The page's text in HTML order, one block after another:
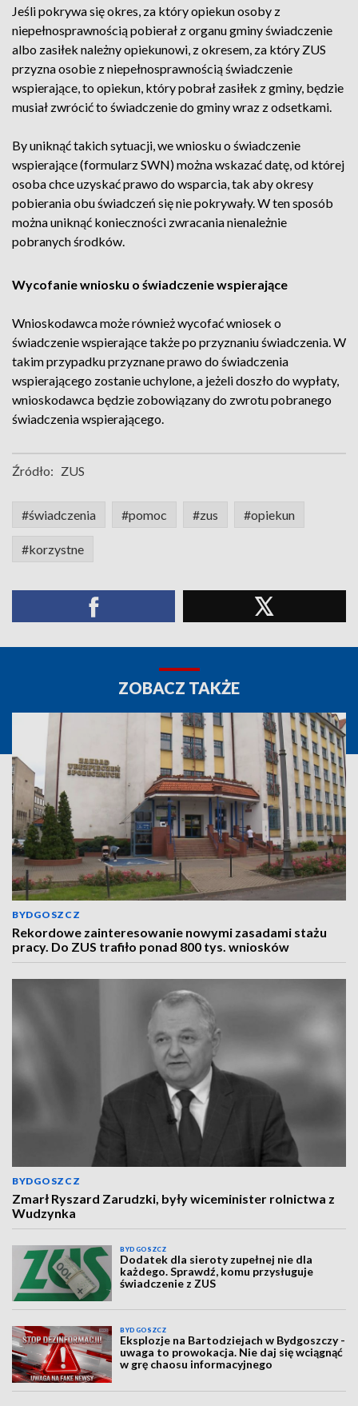
Jeśli pokrywa się okres, za który opiekun osoby z
niepełnosprawnością pobierał z organu gminy świadczenie
albo zasiłek należny opiekunowi, z okresem, za który ZUS
przyzna osobie z niepełnosprawnością świadczenie
wspierające, to opiekun, który pobrał zasiłek z gminy, będzie
musiał zwrócić to świadczenie do gminy wraz z odsetkami.
By uniknąć takich sytuacji, we wniosku o świadczenie
wspierające (formularz SWN) można wskazać datę, od której
osoba chce uzyskać prawo do wsparcia, tak aby okresy
pobierania obu świadczeń się nie pokrywały. W ten sposób
można uniknąć konieczności zwracania nienależnie
pobranych środków.
Wycofanie wniosku o świadczenie wspierające
Wnioskodawca może również wycofać wniosek o
świadczenie wspierające także po przyznaniu świadczenia. W
takim przypadku przyznane prawo do świadczenia
wspierającego zostanie uchylone, a jeżeli doszło do wypłaty,
wnioskodawca będzie zobowiązany do zwrotu pobranego
świadczenia wspierającego.
Źródło: ZUS
#świadczenia #pomoc #zus #opiekun
#korzystne
ZOBACZ TAKŻE
BYDGOSZCZ
Rekordowe zainteresowanie nowymi zasadami stażu
pracy. Do ZUS trafiło ponad 800 tys. wniosków
BYDGOSZCZ
Zmarł Ryszard Zarudzki, były wiceminister rolnictwa z
Wudzynka
BYDGOSZCZ
Dodatek dla sieroty zupełnej nie dla
każdego. Sprawdź, komu przysługuje
świadczenie z ZUS
BYDGOSZCZ
Eksplozje na Bartodziejach w Bydgoszczy -
uwaga to prowokacja. Nie daj się wciągnąć
w grę chaosu informacyjnego